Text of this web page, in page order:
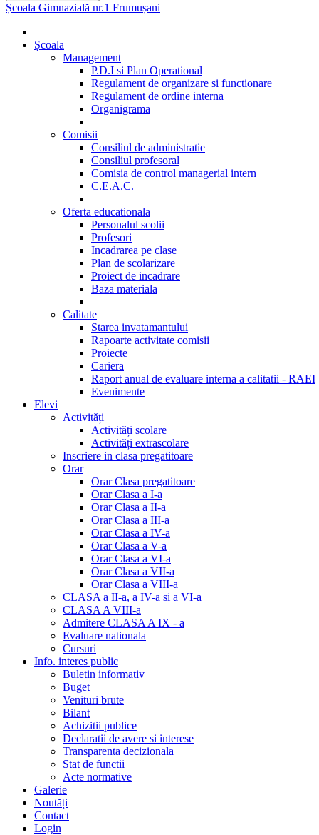
Școala Gimnazială nr.1 Frumușani
Școala
Management
P.D.I si Plan Operational
Regulament de organizare si functionare
Regulament de ordine interna
Organigrama
Comisii
Consiliul de administratie
Consiliul profesoral
Comisia de control managerial intern
C.E.A.C.
Oferta educationala
Personalul scolii
Profesori
Incadrarea pe clase
Plan de scolarizare
Proiect de incadrare
Baza materiala
Calitate
Starea invatamantului
Rapoarte activitate comisii
Proiecte
Cariera
Raport anual de evaluare interna a calitatii - RAEI
Evenimente
Elevi
Activități
Activități scolare
Activități extrascolare
Inscriere in clasa pregatitoare
Orar
Orar Clasa pregatitoare
Orar Clasa a I-a
Orar Clasa a II-a
Orar Clasa a III-a
Orar Clasa a IV-a
Orar Clasa a V-a
Orar Clasa a VI-a
Orar Clasa a VII-a
Orar Clasa a VIII-a
CLASA a II-a, a IV-a si a VI-a
CLASA A VIII-a
Admitere CLASA A IX - a
Evaluare nationala
Cursuri
Info. interes public
Buletin informativ
Buget
Venituri brute
Bilant
Achizitii publice
Declaratii de avere si interese
Transparenta decizionala
Stat de functii
Acte normative
Galerie
Noutăți
Contact
Login